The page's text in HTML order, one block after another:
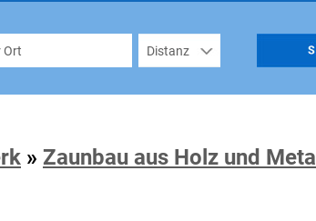
» Zaunbau aus Holz und Metall